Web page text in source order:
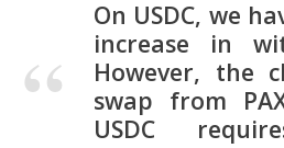
On USDC, we
increase in
However, the
swap from
USDC